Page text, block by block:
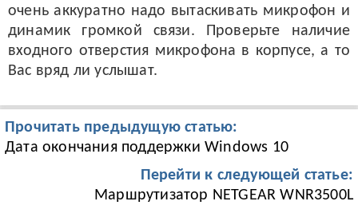
очень аккуратно надо вытаскивать микрофон и
динамик громкой связи. Проверьте наличие
входного отверстия микрофона в корпусе, а то
Вас вряд ли услышат.
Прочитать предыдущую статью:
Дата окончания поддержки Windows 10
Перейти к следующей статье:
Маршрутизатор NETGEAR WNR3500L